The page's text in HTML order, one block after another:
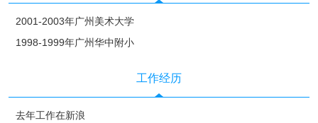
2001-2003年广州美术大学
1998-1999年广州华中附小
工作经历
去年工作在新浪